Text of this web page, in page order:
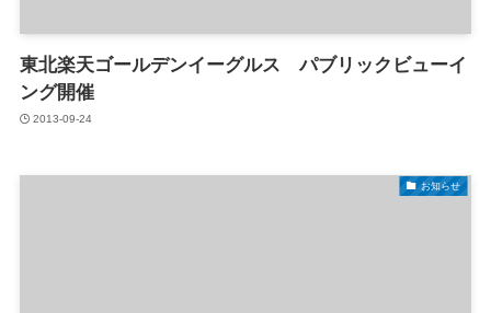
東北楽天ゴールデンイーグルス パブリックビューイ
ング開催
2013-09-24
お知らせ